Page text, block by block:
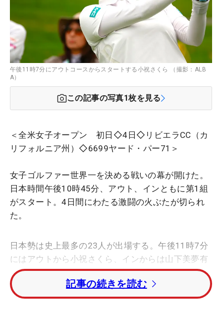
午後11時7分にアウトコースからスタートする小祝さくら （撮影：ALB
A）
この記事の写真1枚を見る
＜全米女子オープン 初日◇4日◇リビエラCC（カ
リフォルニア州）◇6699ヤード・パー71＞
女子ゴルファー世界一を決める戦いの幕が開けた。
日本時間午後10時45分、アウト、インともに第1組
がスタート。4日間にわたる激闘の火ぶたが切られ
た。
日本勢は史上最多の23人が出場する。午後11時7分
にはアウトから小祝さくら、インからは山下美夢有
がティオフ。日本勢の先陣を切る。
昨季の日本ツアー年間女王・佐久間朱莉は、翌5日
記事の続きを読む